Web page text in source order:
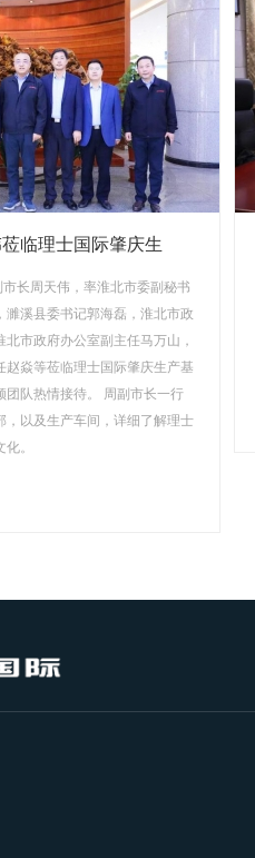
临理士国际肇庆生
长周天伟，率淮北市委副秘书
溪县委书记郭海磊，淮北市政
市政府办公室副主任马万山，
焱等莅临理士国际肇庆生产基
团队热情接待。 周副市长一行
，以及生产车间，详细了解理士
。